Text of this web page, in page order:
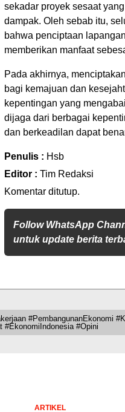
sekadar proyek sesaat
dampak. Oleh sebab itu,
bahwa penciptaan
memberikan manfaat
Pada akhirnya,
bagi kemajuan dan
kepentingan yang
dijaga dari berbagai
dan berkeadilan dapat
Penulis : Hsb
Editor : Tim Redaksi
Komentar ditutup.
Follow WhatsApp
untuk update berita
#PembangunanEkonomi
#EkonomiIndonesia #Opini
ARTIKEL